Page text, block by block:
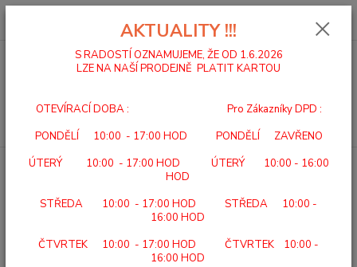
0,00 Kč
Úvod BERLE A HOLE
BERLE FRANCOUZSKÁ DURALOVÁ DĚTSKÁ 222
BERLE FRANCOUZSKÁ
DURALOVÁ DĚTSKÁ 222 J-AS
AKTUALITY !!!
S RADOSTÍ OZNAMUJEME, ŽE OD 1.6.2026
LZE NA NAŠÍ PRODEJNĚ PLATIT KARTOU
OTEVÍRACÍ DOBA : Pro Zákazníky DPD :
PONDĚLÍ 10:00 - 17:00 HOD PONDĚLÍ ZAVŘENO
ÚTERÝ 10:00 - 17:00 HOD ÚTERÝ 10:00 - 16:00
HOD
STŘEDA 10:00 - 17:00 HOD STŘEDA 10:00 -
16:00 HOD
ČTVRTEK 10:00 - 17:00 HOD ČTVRTEK 10:00 -
16:00 HOD